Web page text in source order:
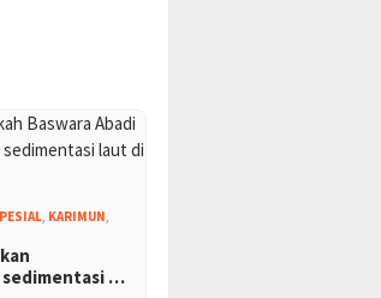
, KARIMUN,
sedimentasi …